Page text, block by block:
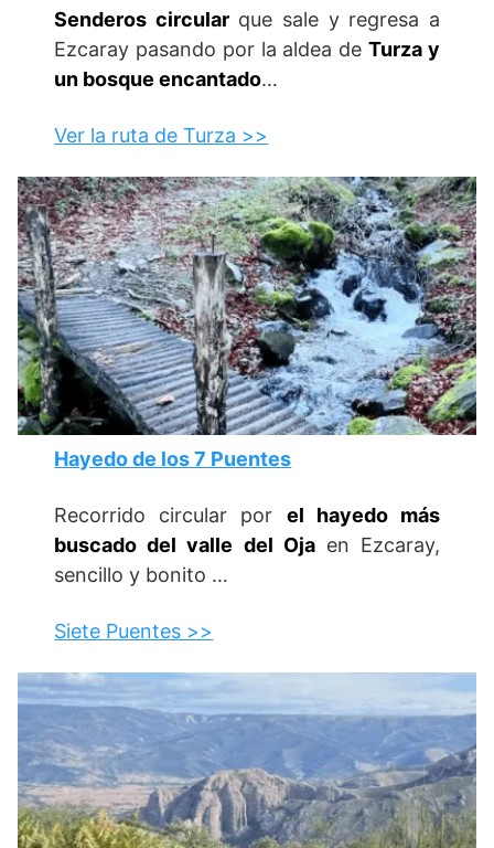
Senderos circularque sale y regresa a
Ezcaray pasando por la aldea de Turza y
un bosque encantado…
Ver la ruta de Turza >>
Hayedo de los 7 Puentes
Recorrido circular por el hayedo más
buscado del valle del Ojaen Ezcaray,
sencillo y bonito …
Siete Puentes >>